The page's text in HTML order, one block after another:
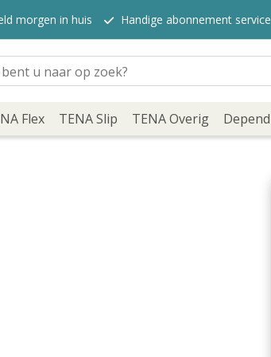
morgen in huis Handige abonnement service
Flex TENA Slip TENA Overig Depend